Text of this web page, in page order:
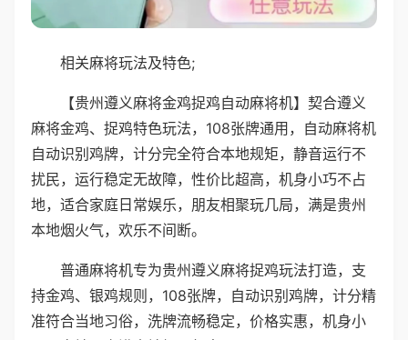
相关麻将玩法及特色;
【贵州遵义麻将金鸡捉鸡自动麻将机】契合遵义
麻将金鸡、捉鸡特色玩法，108张牌通用，自动麻将机
自动识别鸡牌，计分完全符合本地规矩，静音运行不
扰民，运行稳定无故障，性价比超高，机身小巧不占
地，适合家庭日常娱乐，朋友相聚玩几局，满是贵州
本地烟火气，欢乐不间断。
普通麻将机专为贵州遵义麻将捉鸡玩法打造，支
持金鸡、银鸡规则，108张牌，自动识别鸡牌，计分精
准符合当地习俗，洗牌流畅稳定，价格实惠，机身小